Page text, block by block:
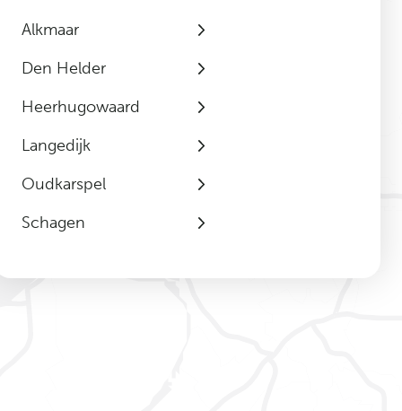
Alkmaar
Den Helder
Heerhugowaard
Langedijk
Oudkarspel
Schagen